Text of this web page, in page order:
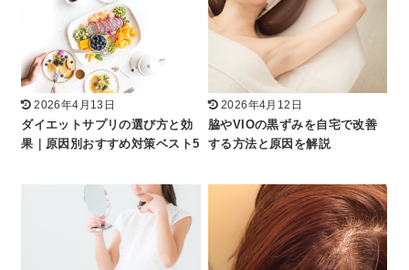
2026年4月13日
ダイエットサプリの選び方と効
果｜原因別おすすめ対策ベスト5
2026年4月12日
脇やVIOの黒ずみを自宅で改善
する方法と原因を解説